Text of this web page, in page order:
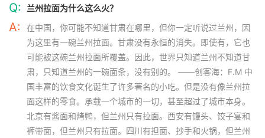
Q: 兰州拉面为什么这么火？
A:
在中国，你可能不知道甘肃在哪里，但你一定听说过兰州，因
为这里有一碗兰州拉面。甘肃没有永恒的消失。即使有，它也
可能被这碗兰州拉面所覆盖。因此，世界只知道兰州不知道甘
肃，只知道兰州的一碗面条，没有别的。 ——创客海：F.M 中
国丰富的饮食文化诞生了许多著名的小吃。但是没有像兰州拉
面这样的零食。承载一个城市的一切，甚至超过了城市本身。
北京有酱面和烤鸭，但兰州只有拉面。西安有馒头、饺子宴和
裤带面，但兰州只有拉面。四川有担面、抄手和火锅，但兰州